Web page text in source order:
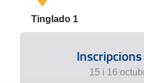
Tinglado 1
15 i 16